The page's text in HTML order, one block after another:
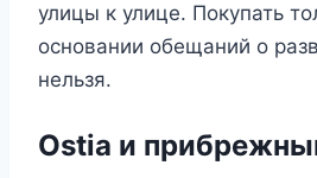
улицы к улице. Покупать
основании обещаний о
нельзя.
Ostia и